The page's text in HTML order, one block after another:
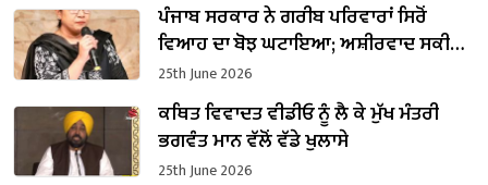
ਪੰਜਾਬ ਸਰਕਾਰ ਨੇ ਗਰੀਬ ਪਰਿਵਾਰਾਂ ਸਿਰੋਂ
ਵਿਆਹ ਦਾ ਬੋਝ ਘਟਾਇਆ; ਅਸ਼ੀਰਵਾਦ ਸਕੀਮ
ਤਹਿਤ ₹16.74 ਕਰੋੜ ਜਾਰੀ: ਡਾ. ਬਲਜੀਤ ਕੌਰ
25th June 2026
ਕਥਿਤ ਵਿਵਾਦਤ ਵੀਡੀਓ ਨੂੰ ਲੈ ਕੇ ਮੁੱਖ ਮੰਤਰੀ
ਭਗਵੰਤ ਮਾਨ ਵੱਲੋਂ ਵੱਡੇ ਖੁਲਾਸੇ
25th June 2026